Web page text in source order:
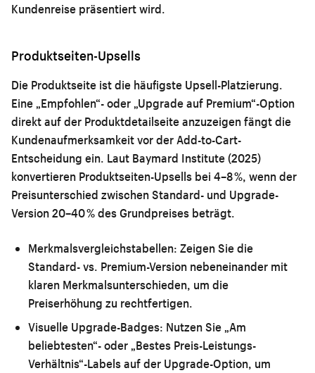
Kundenreise präsentiert wird.
Produktseiten-Upsells
Die Produktseite ist die häufigste Upsell-Platzierung.
Eine „Empfohlen“- oder „Upgrade auf Premium“-Option
direkt auf der Produktdetailseite anzuzeigen fängt die
Kundenaufmerksamkeit vor der Add-to-Cart-
Entscheidung ein. Laut Baymard Institute (2025)
konvertieren Produktseiten-Upsells bei 4–8 %, wenn der
Preisunterschied zwischen Standard- und Upgrade-
Version 20–40 % des Grundpreises beträgt.
Merkmalsvergleichstabellen: Zeigen Sie die
Standard- vs. Premium-Version nebeneinander mit
klaren Merkmalsunterschieden, um die
Preiserhöhung zu rechtfertigen.
Visuelle Upgrade-Badges: Nutzen Sie „Am
beliebtesten“- oder „Bestes Preis-Leistungs-
Verhältnis“-Labels auf der Upgrade-Option, um